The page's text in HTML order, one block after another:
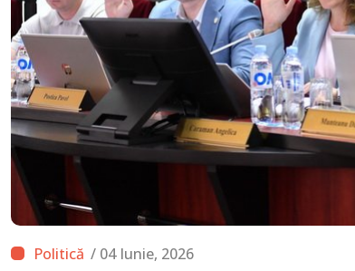
/ 04 Iunie, 2026